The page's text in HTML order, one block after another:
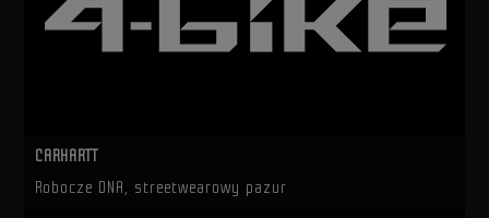
CARHARTT
Robocze DNA, streetwearowy pazur